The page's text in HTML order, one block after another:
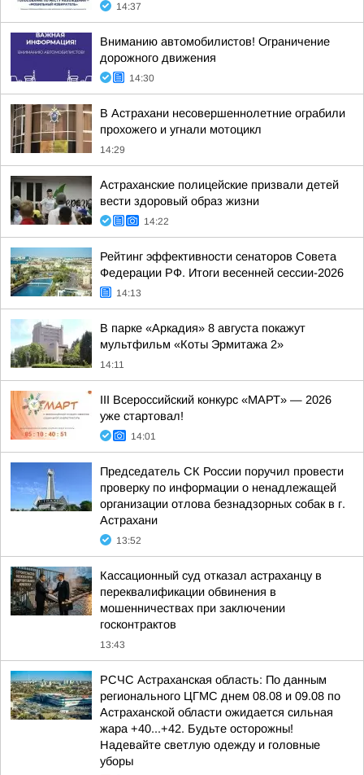
14:37
Вниманию автомобилистов! Ограничение
дорожного движения
14:30
В Астрахани несовершеннолетние ограбили
прохожего и угнали мотоцикл
14:29
Астраханские полицейские призвали детей
вести здоровый образ жизни
14:22
Рейтинг эффективности сенаторов Совета
Федерации РФ. Итоги весенней сессии-2026
14:13
В парке «Аркадия» 8 августа покажут
мультфильм «Коты Эрмитажа 2»
14:11
III Всероссийский конкурс «МАРТ» — 2026
уже стартовал!
14:01
Председатель СК России поручил провести
проверку по информации о ненадлежащей
организации отлова безнадзорных собак в г.
Астрахани
13:52
Кассационный суд отказал астраханцу в
переквалификации обвинения в
мошенничествах при заключении
госконтрактов
13:43
РСЧС Астраханская область: По данным
регионального ЦГМС днем 08.08 и 09.08 по
Астраханской области ожидается сильная
жара +40...+42. Будьте осторожны!
Надевайте светлую одежду и головные
уборы